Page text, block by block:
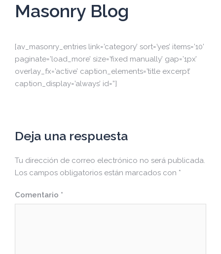
Masonry Blog
[av_masonry_entries link=’category’ sort=’yes’ items=’10’
paginate=’load_more’ size=’fixed manually’ gap=’1px’
overlay_fx=’active’ caption_elements=’title excerpt’
caption_display=’always’ id=”]
Deja una respuesta
Tu dirección de correo electrónico no será publicada.
Los campos obligatorios están marcados con *
Comentario *